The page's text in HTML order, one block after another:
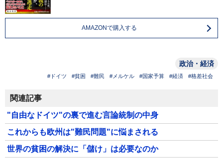
AMAZONで購入する
政治・経済
#ドイツ #貧困 #難民 #メルケル #国家予算 #経済 #格差社会
関連記事
"自由なドイツ"の裏で進む言論統制の中身
これからも欧州は"難民問題"に悩まされる
世界の貧困の解決に「儲け」は必要なのか